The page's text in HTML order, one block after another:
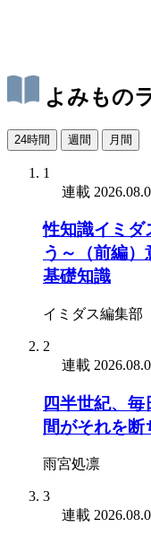
よみもの
24時間 週間 月間
1
連載
性知識イミダ
う～（前編
基礎知識
イミダス編集部
2
連載
四半世紀、
間がそれを
雨宮処凛
3
連載